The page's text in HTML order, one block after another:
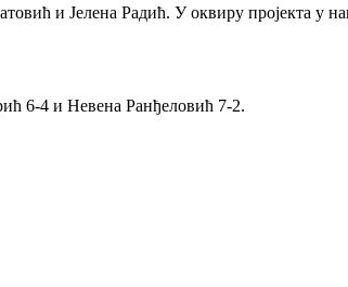
и Јелена Радић. У оквиру пројекта у
6-4 и Невена Ранђеловић 7-2.